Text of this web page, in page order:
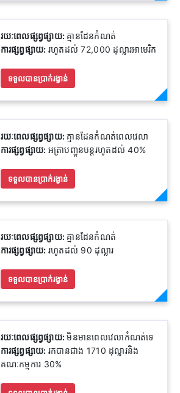
រយៈពេលផ្សព្វផ្សាយ: គ្មានដែនកំណត់
ការផ្សព្វផ្សាយ: រហូតដល់ 72,000 ដុល្លារអាមេរិក
ទទួលបានប្រាក់រង្វាន់
រយៈពេលផ្សព្វផ្សាយ: គ្មានដែនកំណត់ពេលវេលា
ការផ្សព្វផ្សាយ: អត្រាបញ្ជូនបន្តរហូតដល់ 40%
ទទួលបានប្រាក់រង្វាន់
រយៈពេលផ្សព្វផ្សាយ: គ្មានដែនកំណត់
ការផ្សព្វផ្សាយ: រហូតដល់ 90 ដុល្លារ
ទទួលបានប្រាក់រង្វាន់
រយៈពេលផ្សព្វផ្សាយ:មិនមានពេលវេលាកំណត់ទេ
ការផ្សព្វផ្សាយ: រកបានជាង 1710 ដុល្លារនិង
គណៈកម្មការ 30%